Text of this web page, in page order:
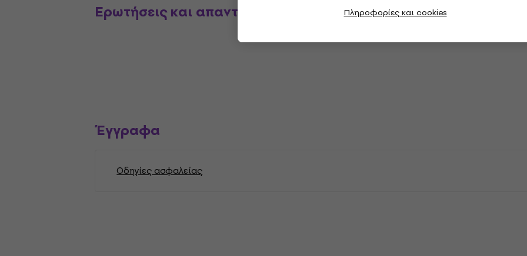
Πληροφορίες και cookies
Ερωτήσεις και απαντήσεις
Έγγραφα
Οδηγίες ασφαλείας